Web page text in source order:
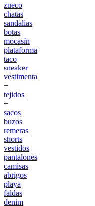
zueco
chatas
sandalias
botas
mocasín
plataforma
taco
sneaker
vestimenta
+
tejidos
+
sacos
buzos
remeras
shorts
vestidos
pantalones
camisas
abrigos
playa
faldas
denim